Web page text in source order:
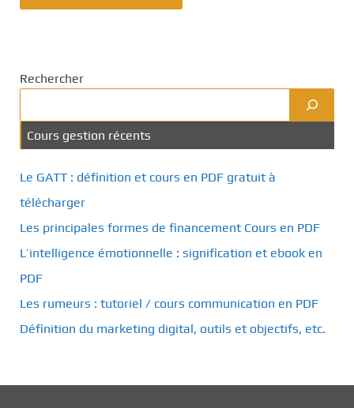
Rechercher
Cours gestion récents
Le GATT : définition et cours en PDF gratuit à
télécharger
Les principales formes de financement Cours en PDF
L’intelligence émotionnelle : signification et ebook en
PDF
Les rumeurs : tutoriel / cours communication en PDF
Définition du marketing digital, outils et objectifs, etc.